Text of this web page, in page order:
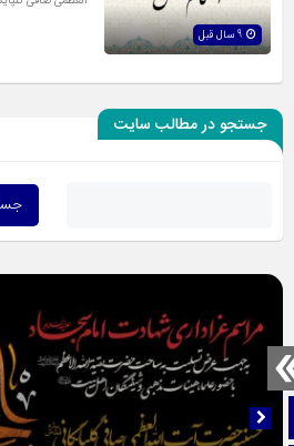
صفحه نخست
جستجو در مطالب سایت